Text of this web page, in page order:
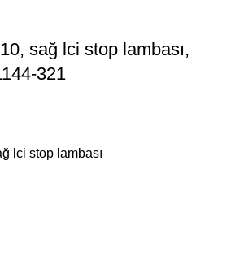
sağ lci stop lambası,
321
lci stop lambası